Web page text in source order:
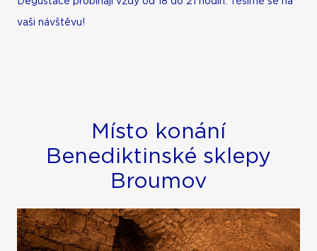
vaši návštěvu!
Místo konání
Benediktinské sklepy
Broumov